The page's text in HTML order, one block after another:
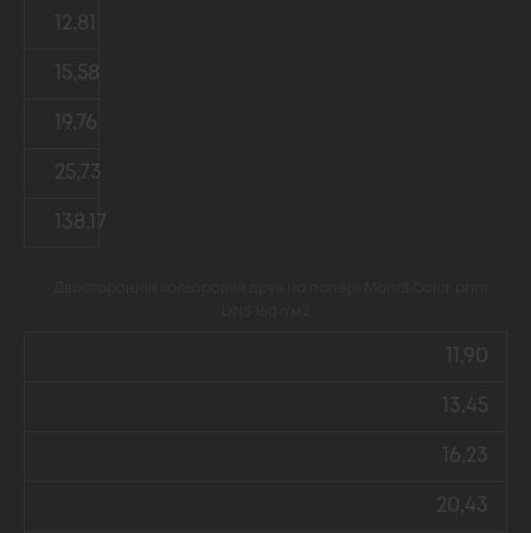
12,81
15,58
19,76
25,73
138,17
11,90
13,45
16,23
20,43